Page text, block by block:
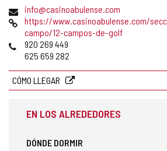
Dirección
de
correo
electrónico
info@casinoabulense.com
Página
Web
https://www.casinoabulense.com/
campo/12-campos-de-golf
Teléfonos
920 269 449
625 659 282
CÓMO LLEGAR
EN LOS ALREDEDORES
DÓNDE DORMIR